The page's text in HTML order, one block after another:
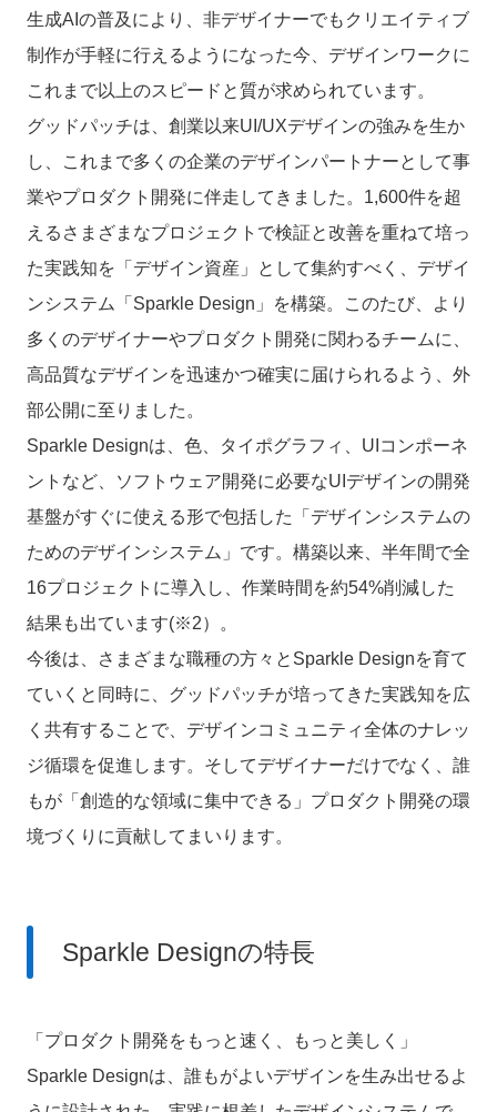
生成AIの普及により、非デザイナーでもクリエイティブ
制作が手軽に行えるようになった今、デザインワークに
これまで以上のスピードと質が求められています。
グッドパッチは、創業以来UI/UXデザインの強みを生か
し、これまで多くの企業のデザインパートナーとして事
業やプロダクト開発に伴走してきました。1,600件を超
えるさまざまなプロジェクトで検証と改善を重ねて培っ
た実践知を「デザイン資産」として集約すべく、デザイ
ンシステム「Sparkle Design」を構築。このたび、より
多くのデザイナーやプロダクト開発に関わるチームに、
高品質なデザインを迅速かつ確実に届けられるよう、外
部公開に至りました。
Sparkle Designは、色、タイポグラフィ、UIコンポーネ
ントなど、ソフトウェア開発に必要なUIデザインの開発
基盤がすぐに使える形で包括した「デザインシステムの
ためのデザインシステム」です。構築以来、半年間で全
16プロジェクトに導入し、作業時間を約54%削減した
結果も出ています(※2）。
今後は、さまざまな職種の方々とSparkle Designを育て
ていくと同時に、グッドパッチが培ってきた実践知を広
く共有することで、デザインコミュニティ全体のナレッ
ジ循環を促進します。そしてデザイナーだけでなく、誰
もが「創造的な領域に集中できる」プロダクト開発の環
境づくりに貢献してまいります。
Sparkle Designの特長
「プロダクト開発をもっと速く、もっと美しく」
Sparkle Designは、誰もがよいデザインを生み出せるよ